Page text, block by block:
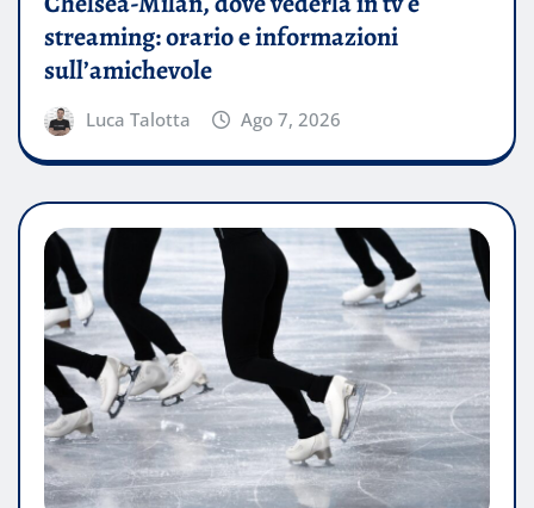
streaming: orario e informazioni
sull’amichevole
Luca Talotta Ago 7, 2026